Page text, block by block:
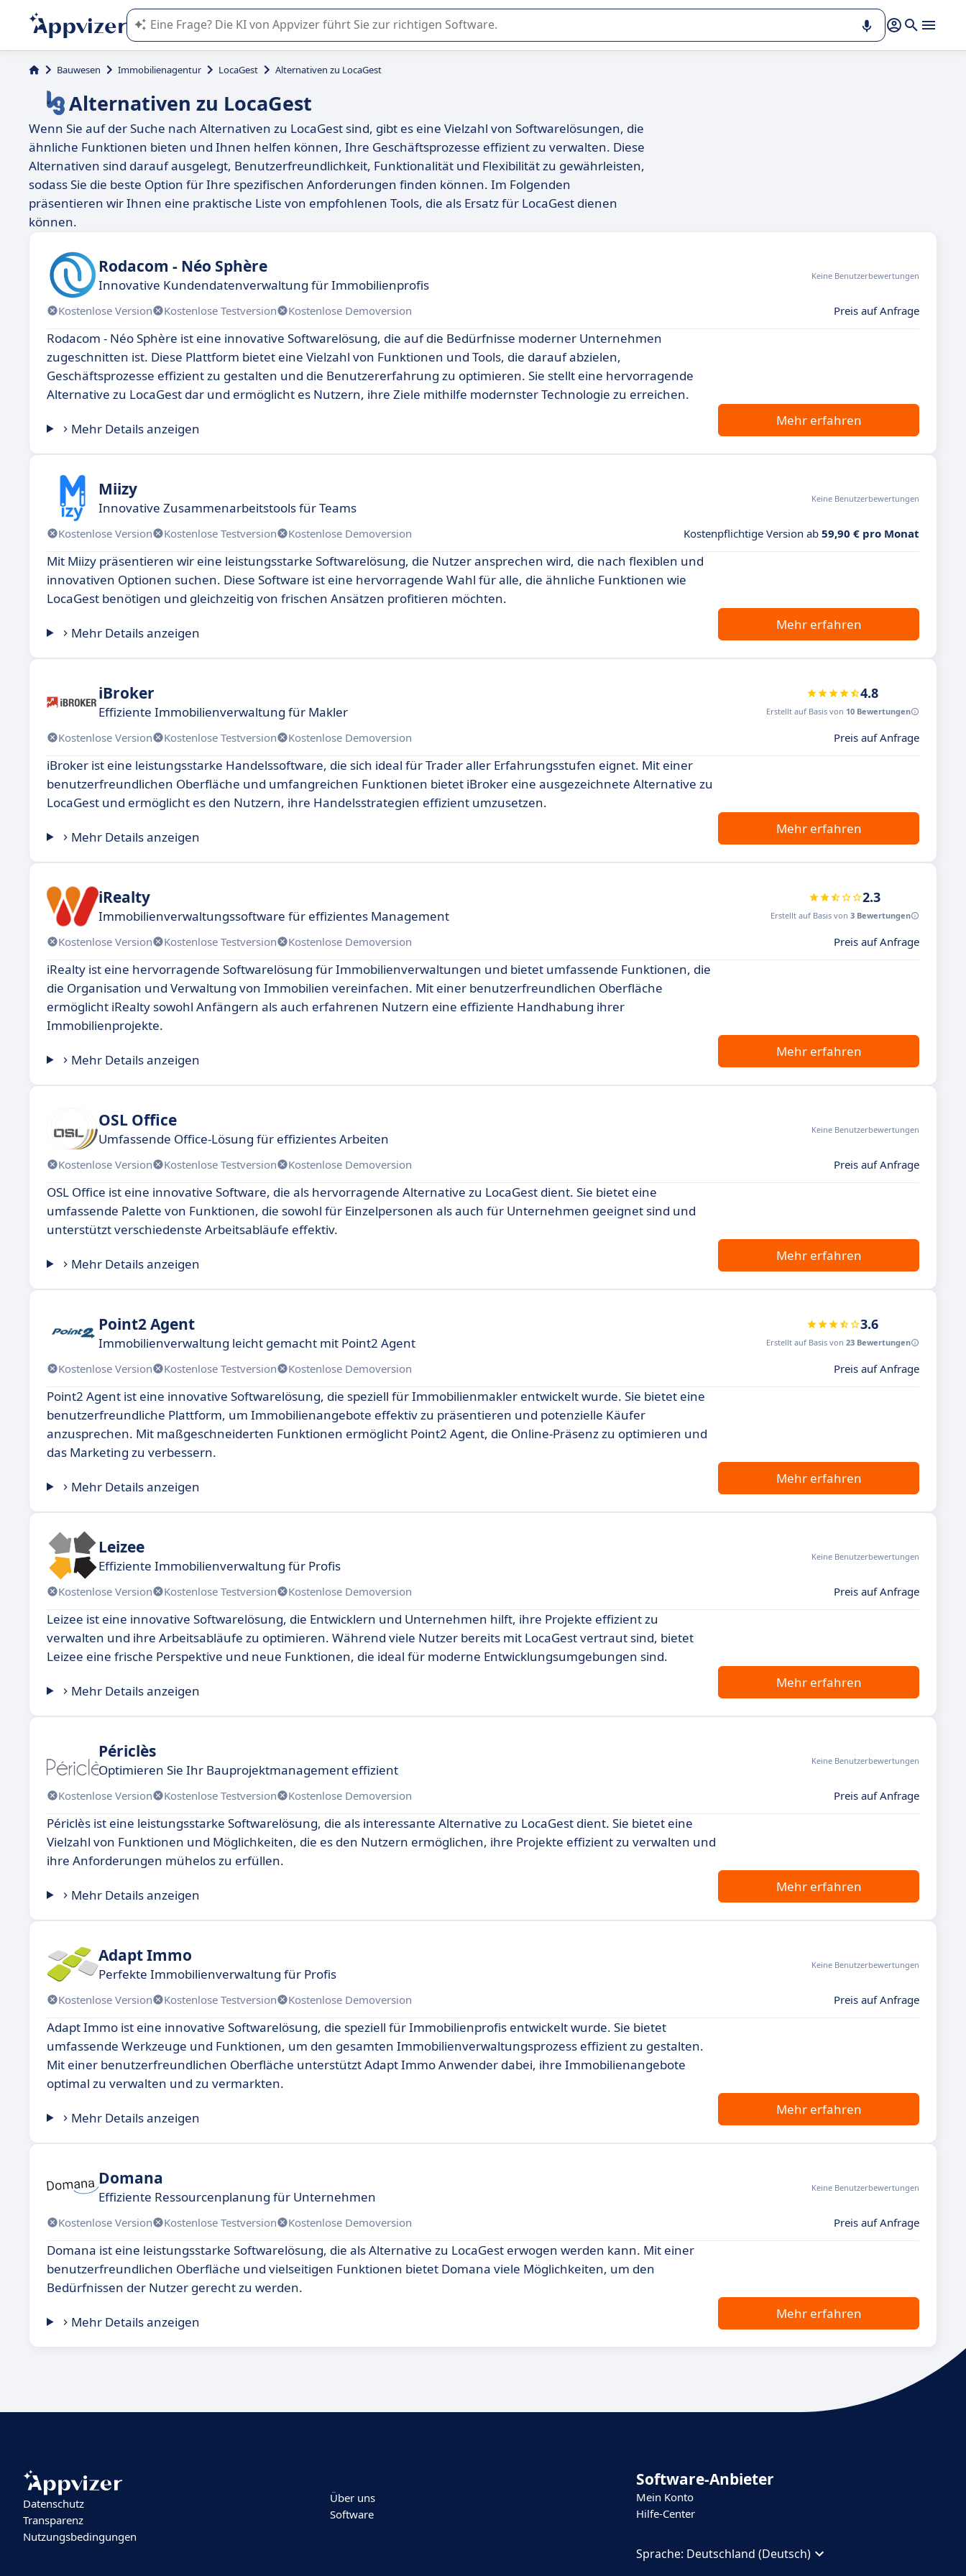
Die KI von Appvizer führt Sie bei der Nutzung oder Auswahl von SaaS-Software in Unternehmen.
Bauwesen Immobilienagentur LocaGest Alternativen zu LocaGest
Alternativen zu LocaGest
Wenn Sie auf der Suche nach Alternativen zu LocaGest sind, gibt es eine Vielzahl von Softwarelösungen, die
ähnliche Funktionen bieten und Ihnen helfen können, Ihre Geschäftsprozesse effizient zu verwalten. Diese
Alternativen sind darauf ausgelegt, Benutzerfreundlichkeit, Funktionalität und Flexibilität zu gewährleisten,
sodass Sie die beste Option für Ihre spezifischen Anforderungen finden können. Im Folgenden
präsentieren wir Ihnen eine praktische Liste von empfohlenen Tools, die als Ersatz für LocaGest dienen
können.
Rodacom - Néo Sphère
Innovative Kundendatenverwaltung für Immobilienprofis
Keine Benutzerbewertungen
Kostenlose Version Kostenlose Testversion Kostenlose Demoversion Preis auf Anfrage
Rodacom - Néo Sphère ist eine innovative Softwarelösung, die auf die Bedürfnisse moderner Unternehmen
zugeschnitten ist. Diese Plattform bietet eine Vielzahl von Funktionen und Tools, die darauf abzielen,
Geschäftsprozesse effizient zu gestalten und die Benutzererfahrung zu optimieren. Sie stellt eine hervorragende
Alternative zu LocaGest dar und ermöglicht es Nutzern, ihre Ziele mithilfe modernster Technologie zu erreichen.
Mehr Details anzeigen
Mehr erfahren
Miizy
Innovative Zusammenarbeitstools für Teams
Keine Benutzerbewertungen
Kostenlose Version Kostenlose Testversion Kostenlose Demoversion Kostenpflichtige Version ab 59,90 € pro Monat
Mit Miizy präsentieren wir eine leistungsstarke Softwarelösung, die Nutzer ansprechen wird, die nach flexiblen und
innovativen Optionen suchen. Diese Software ist eine hervorragende Wahl für alle, die ähnliche Funktionen wie
LocaGest benötigen und gleichzeitig von frischen Ansätzen profitieren möchten.
Mehr Details anzeigen
Mehr erfahren
iBroker
Effiziente Immobilienverwaltung für Makler
4.8
Erstellt auf Basis von 10 Bewertungen
Kostenlose Version Kostenlose Testversion Kostenlose Demoversion Preis auf Anfrage
iBroker ist eine leistungsstarke Handelssoftware, die sich ideal für Trader aller Erfahrungsstufen eignet. Mit einer
benutzerfreundlichen Oberfläche und umfangreichen Funktionen bietet iBroker eine ausgezeichnete Alternative zu
LocaGest und ermöglicht es den Nutzern, ihre Handelsstrategien effizient umzusetzen.
Mehr Details anzeigen
Mehr erfahren
iRealty
Immobilienverwaltungssoftware für effizientes Management
2.3
Erstellt auf Basis von 3 Bewertungen
Kostenlose Version Kostenlose Testversion Kostenlose Demoversion Preis auf Anfrage
iRealty ist eine hervorragende Softwarelösung für Immobilienverwaltungen und bietet umfassende Funktionen, die
die Organisation und Verwaltung von Immobilien vereinfachen. Mit einer benutzerfreundlichen Oberfläche
ermöglicht iRealty sowohl Anfängern als auch erfahrenen Nutzern eine effiziente Handhabung ihrer
Immobilienprojekte.
Mehr Details anzeigen
Mehr erfahren
OSL Office
Umfassende Office-Lösung für effizientes Arbeiten
Keine Benutzerbewertungen
Kostenlose Version Kostenlose Testversion Kostenlose Demoversion Preis auf Anfrage
OSL Office ist eine innovative Software, die als hervorragende Alternative zu LocaGest dient. Sie bietet eine
umfassende Palette von Funktionen, die sowohl für Einzelpersonen als auch für Unternehmen geeignet sind und
unterstützt verschiedenste Arbeitsabläufe effektiv.
Mehr Details anzeigen
Mehr erfahren
Point2 Agent
Immobilienverwaltung leicht gemacht mit Point2 Agent
3.6
Erstellt auf Basis von 23 Bewertungen
Kostenlose Version Kostenlose Testversion Kostenlose Demoversion Preis auf Anfrage
Point2 Agent ist eine innovative Softwarelösung, die speziell für Immobilienmakler entwickelt wurde. Sie bietet eine
benutzerfreundliche Plattform, um Immobilienangebote effektiv zu präsentieren und potenzielle Käufer
anzusprechen. Mit maßgeschneiderten Funktionen ermöglicht Point2 Agent, die Online-Präsenz zu optimieren und
das Marketing zu verbessern.
Mehr Details anzeigen
Mehr erfahren
Leizee
Effiziente Immobilienverwaltung für Profis
Keine Benutzerbewertungen
Kostenlose Version Kostenlose Testversion Kostenlose Demoversion Preis auf Anfrage
Leizee ist eine innovative Softwarelösung, die Entwicklern und Unternehmen hilft, ihre Projekte effizient zu
verwalten und ihre Arbeitsabläufe zu optimieren. Während viele Nutzer bereits mit LocaGest vertraut sind, bietet
Leizee eine frische Perspektive und neue Funktionen, die ideal für moderne Entwicklungsumgebungen sind.
Mehr Details anzeigen
Mehr erfahren
Périclès
Optimieren Sie Ihr Bauprojektmanagement effizient
Keine Benutzerbewertungen
Kostenlose Version Kostenlose Testversion Kostenlose Demoversion Preis auf Anfrage
Périclès ist eine leistungsstarke Softwarelösung, die als interessante Alternative zu LocaGest dient. Sie bietet eine
Vielzahl von Funktionen und Möglichkeiten, die es den Nutzern ermöglichen, ihre Projekte effizient zu verwalten und
ihre Anforderungen mühelos zu erfüllen.
Mehr Details anzeigen
Mehr erfahren
Adapt Immo
Perfekte Immobilienverwaltung für Profis
Keine Benutzerbewertungen
Kostenlose Version Kostenlose Testversion Kostenlose Demoversion Preis auf Anfrage
Adapt Immo ist eine innovative Softwarelösung, die speziell für Immobilienprofis entwickelt wurde. Sie bietet
umfassende Werkzeuge und Funktionen, um den gesamten Immobilienverwaltungsprozess effizient zu gestalten.
Mit einer benutzerfreundlichen Oberfläche unterstützt Adapt Immo Anwender dabei, ihre Immobilienangebote
optimal zu verwalten und zu vermarkten.
Mehr Details anzeigen
Mehr erfahren
Domana
Effiziente Ressourcenplanung für Unternehmen
Keine Benutzerbewertungen
Kostenlose Version Kostenlose Testversion Kostenlose Demoversion Preis auf Anfrage
Domana ist eine leistungsstarke Softwarelösung, die als Alternative zu LocaGest erwogen werden kann. Mit einer
benutzerfreundlichen Oberfläche und vielseitigen Funktionen bietet Domana viele Möglichkeiten, um den
Bedürfnissen der Nutzer gerecht zu werden.
Mehr Details anzeigen
Mehr erfahren
Datenschutz
Transparenz
Nutzungsbedingungen
Über uns
Software
Software-Anbieter
Mein Konto
Hilfe-Center
Sprache: Deutschland (Deutsch)